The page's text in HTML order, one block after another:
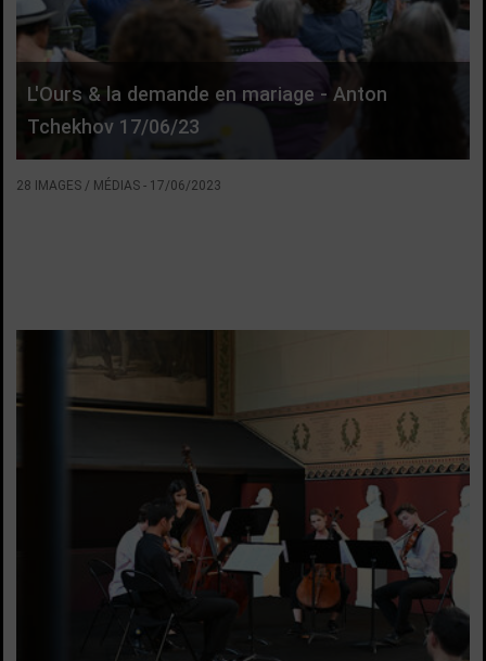
28 IMAGES / MÉDIAS - 17/06/2023
L'Ours & la demande en mariage - Anton
Tchekhov 17/06/23